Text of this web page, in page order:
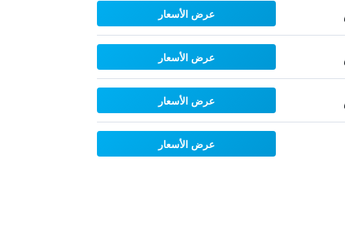
عرض الأسعار
عرض الأسعار
عرض الأسعار
عرض الأسعار